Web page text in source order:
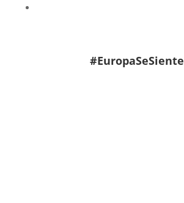
#EuropaSeSiente